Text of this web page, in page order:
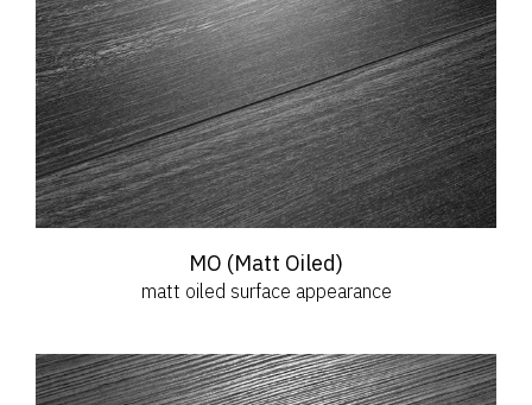
MO (Matt Oiled)
matt oiled surface appearance